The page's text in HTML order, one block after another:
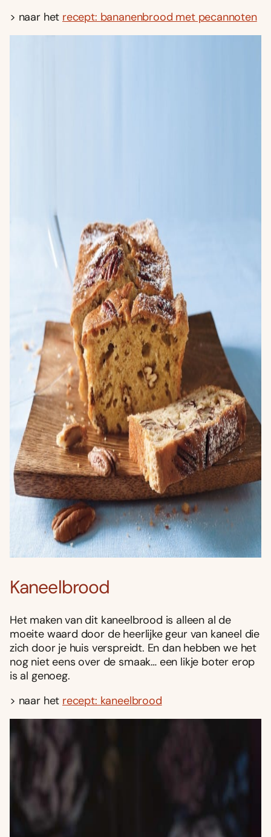
> naar het recept: bananenbrood met pecannoten
Kaneelbrood
Het maken van dit kaneelbrood is alleen al de
moeite waard door de heerlijke geur van kaneel die
zich door je huis verspreidt. En dan hebben we het
nog niet eens over de smaak… een likje boter erop
is al genoeg.
> naar het recept: kaneelbrood